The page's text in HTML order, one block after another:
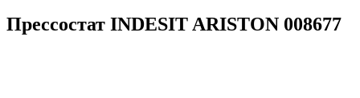
Прессостат INDESIT ARISTON 008677